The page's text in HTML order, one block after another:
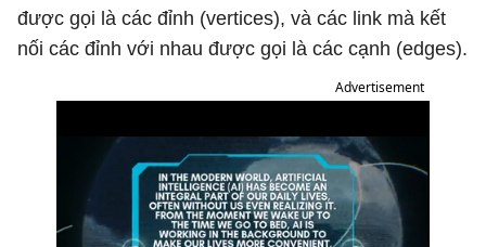
được gọi là các đỉnh (vertices), và các link mà kết
nối các đỉnh với nhau được gọi là các cạnh (edges).
Advertisement